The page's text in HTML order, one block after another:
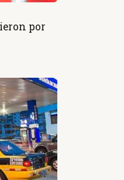
por